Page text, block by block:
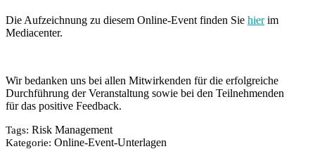
Die Aufzeichnung zu diesem Online-Event finden Sie hierim
Mediacenter.
Wir bedanken uns bei allen Mitwirkenden für die erfolgreiche
Durchführung der Veranstaltung sowie bei den Teilnehmenden
für das positive Feedback.
Tags: Risk Management
Kategorie: Online-Event-Unterlagen